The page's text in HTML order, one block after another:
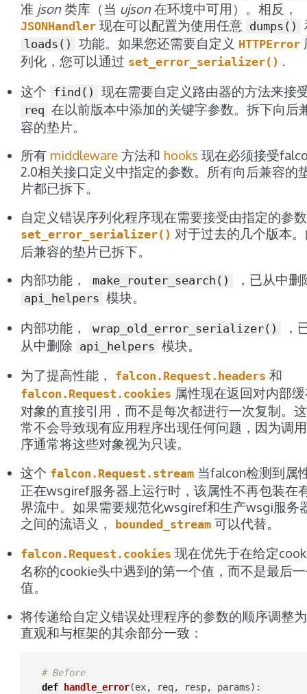
准 json类库（当 ujson在环境中可用）。相反，
JSONHandler 现在可以配置为使用任意 dumps()
loads() 功能。如果您还需要自定义 HTTPError
列化，您可以通过 set_error_serializer() .
这个 find() 现在需要自定义路由器的方法来接
req 在以前版本中添加的关键字参数。拆下向后
容的垫片。
所有 middleware 方法和 hooks 现在必须接受
2.0相关接口定义中指定的参数。所有向后兼容的
片都已拆下。
自定义错误序列化程序现在需要接受由指定的参数
set_error_serializer() 对于过去的几个版本
后兼容的垫片已拆下。
内部功能，
make_router_search() ，已从中删
api_helpers 模块。
内部功能，
wrap_old_error_serializer()
，
从中删除 api_helpers 模块。
为了提高性能，
falcon.Request.headers 和
falcon.Request.cookies 属性现在返回对内部
对象的直接引用，而不是每次都进行一次复制。
常不会导致现有应用程序出现任何问题，因为调
序通常将这些对象视为只读。
这个 falcon.Request.stream 当falcon检测到属
正在wsgiref服务器上运行时，该属性不再包装在
界流中。如果需要规范化wsgiref和生产wsgi服务
之间的流语义，
bounded_stream 可以代替。
falcon.Request.cookies 现在优先于在给定
名称的cookie头中遇到的第一个值，而不是最后
值。
将传递给自定义错误处理程序的参数的顺序调整
直观和与框架的其余部分一致：
# Before
def handle_error(ex, req, resp, params):